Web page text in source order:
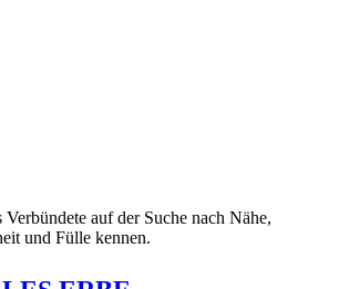
auf der Suche nach Nähe,
und Fülle kennen.